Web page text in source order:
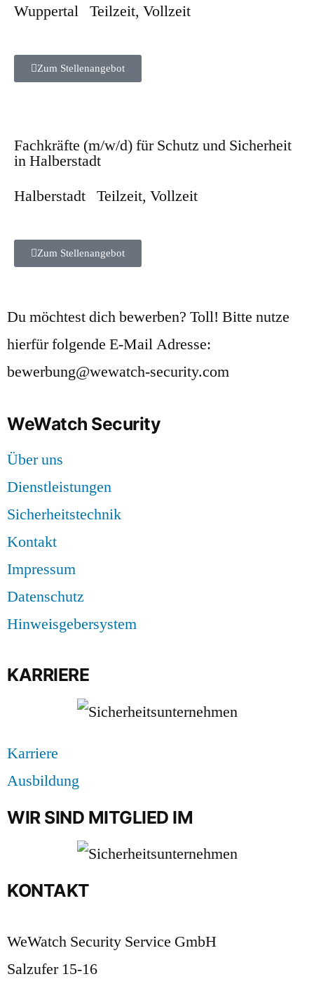
Wuppertal Teilzeit, Vollzeit
Zum Stellenangebot
Fachkräfte (m/w/d) für Schutz und Sicherheit
in Halberstadt
Halberstadt Teilzeit, Vollzeit
Zum Stellenangebot
Du möchtest dich bewerben? Toll! Bitte nutze
hierfür folgende E-Mail Adresse:
bewerbung@wewatch-security.com
WeWatch Security
Über uns
Dienstleistungen
Sicherheitstechnik
Kontakt
Impressum
Datenschutz
Hinweisgebersystem
KARRIERE
Karriere
Ausbildung
WIR SIND MITGLIED IM
KONTAKT
WeWatch Security Service GmbH
Salzufer 15-16